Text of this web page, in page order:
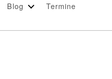
Blog Termine